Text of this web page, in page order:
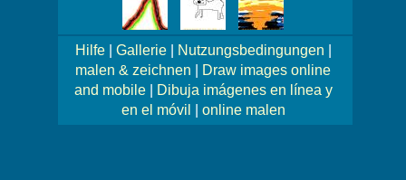
Hilfe| Gallerie| Nutzungsbedingungen
malen & zeichnen
Draw images online
and mobile|
Dibuja imágenes en línea y
en el móvil
online malen